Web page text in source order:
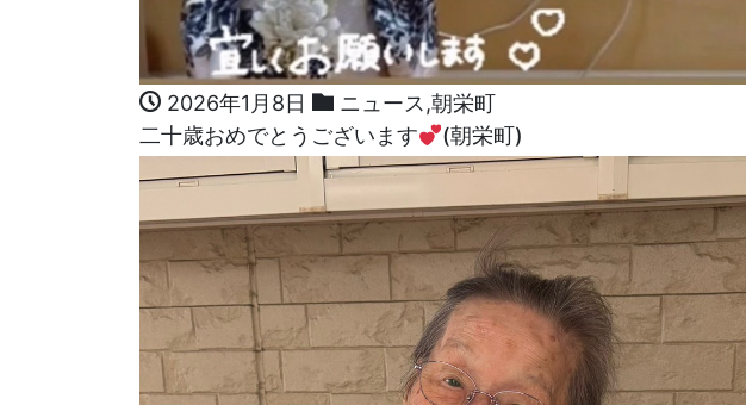
2026年1月8日 ニュース ,朝栄町
二十歳おめでとうございます
(朝栄町)